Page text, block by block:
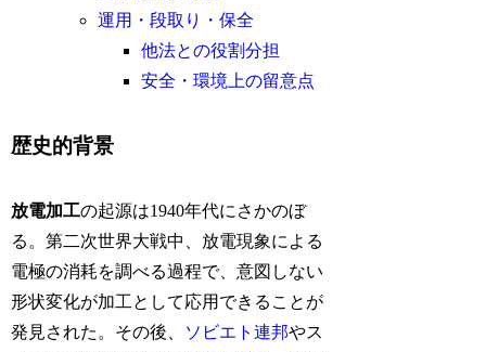
運用・段取り・保全
他法との役割分担
安全・環境上の留意点
歴史的背景
放電加工の起源は1940年代にさかのぼ
る。第二次世界大戦中、放電現象による
電極の消耗を調べる過程で、意図しない
形状変化が加工として応用できることが
発見された。その後、
ソビエト連邦やス